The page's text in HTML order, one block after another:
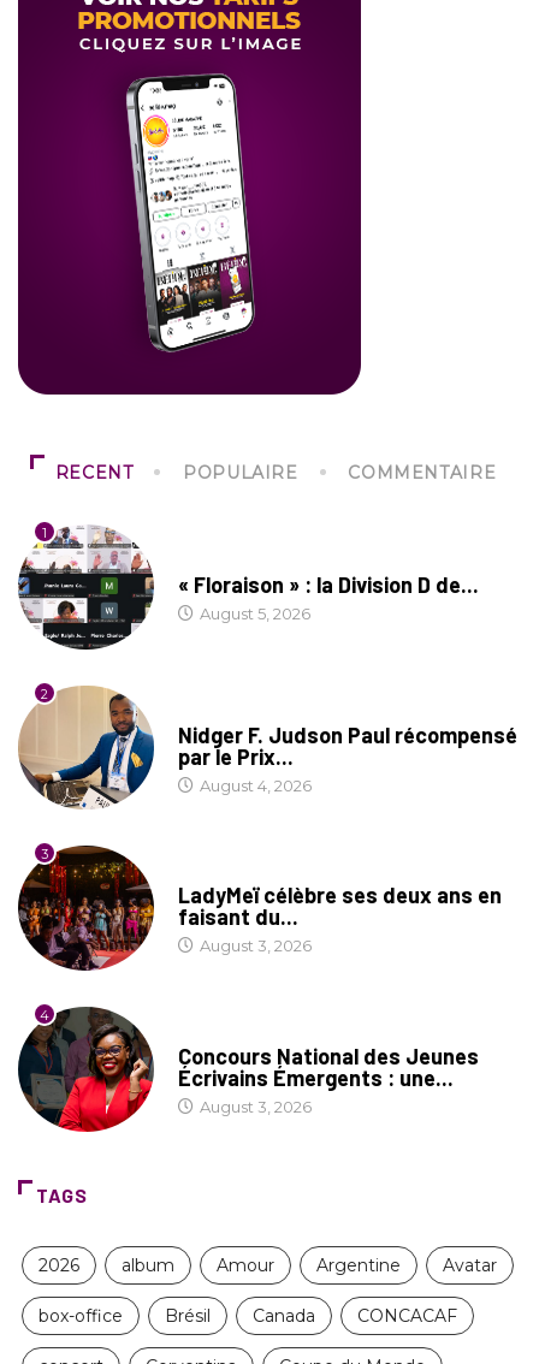
RECENT POPULAIRE COMMENTAIRE
1
« Floraison » : la Division D de...
August 5, 2026
2
Nidger F. Judson Paul récompensé
par le Prix...
August 4, 2026
3
LadyMeï célèbre ses deux ans en
faisant du...
August 3, 2026
4
Concours National des Jeunes
Écrivains Émergents : une...
August 3, 2026
TAGS
2026 album Amour Argentine Avatar
box-office Brésil Canada CONCACAF